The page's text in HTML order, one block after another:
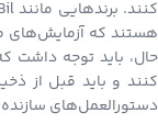
هستند که آزمایش‌های
حال، باید توجه داشت
کنند و باید قبل از
دستورالعمل‌های